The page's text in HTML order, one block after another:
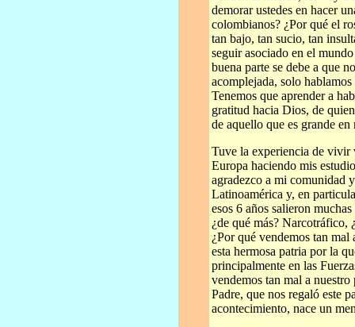
demorar ustedes en hacer
colombianos? ¿Por qué el
tan bajo, tan sucio, tan
seguir asociado en el
buena parte se debe a que
acomplejada, solo hablamos
Tenemos que aprender a
gratitud hacia Dios, de
de aquello que es grande
Tuve la experiencia de vivir
Europa haciendo mis
agradezco a mi comunidad
Latinoamérica y, en
esos 6 años salieron
¿de qué más? Narcotráfico,
¿Por qué vendemos tan mal
esta hermosa patria por la
principalmente en las
vendemos tan mal a
Padre, que nos regaló este
acontecimiento, nace un